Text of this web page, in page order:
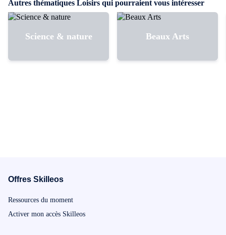
Autres thématiques Loisirs qui pourraient vous intéresser
Science & nature Beaux Arts
Offres Skilleos
Ressources du moment
Activer mon accès Skilleos